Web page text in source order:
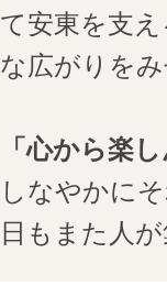
て安東を支
な広がりを
「心から楽
しなやかに
日もまた人